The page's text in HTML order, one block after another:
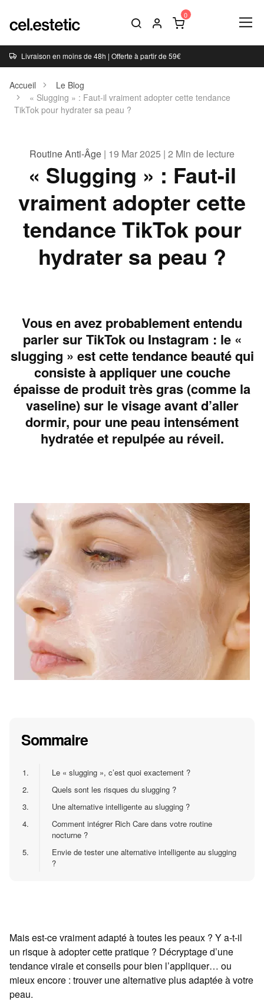
Livraison en moins de 48h | Offerte à partir de 59€
Accueil
Le Blog
« Slugging » : Faut-il vraiment adopter cette tendance
TikTok pour hydrater sa peau ?
Routine Anti-Âge | 19 Mar 2025 | 2 Min de lecture
« Slugging » : Faut-il
vraiment adopter cette
tendance TikTok pour
hydrater sa peau ?
Vous en avez probablement entendu
parler sur TikTok ou Instagram : le «
slugging » est cette tendance beauté qui
consiste à appliquer une couche
épaisse de produit très gras (comme la
vaseline) sur le visage avant d’aller
dormir, pour une peau intensément
hydratée et repulpée au réveil.
Sommaire
1.
Le « slugging », c’est quoi exactement ?
2.
Quels sont les risques du slugging ?
3.
Une alternative intelligente au slugging ?
4.
Comment intégrer Rich Care dans votre routine
nocturne ?
5.
Envie de tester une alternative intelligente au slugging
?
Mais est-ce vraiment adapté à toutes les peaux ? Y a-t-il
un risque à adopter cette pratique ? Décryptage d’une
tendance virale et conseils pour bien l’appliquer… ou
mieux encore : trouver une alternative plus adaptée à votre
peau.